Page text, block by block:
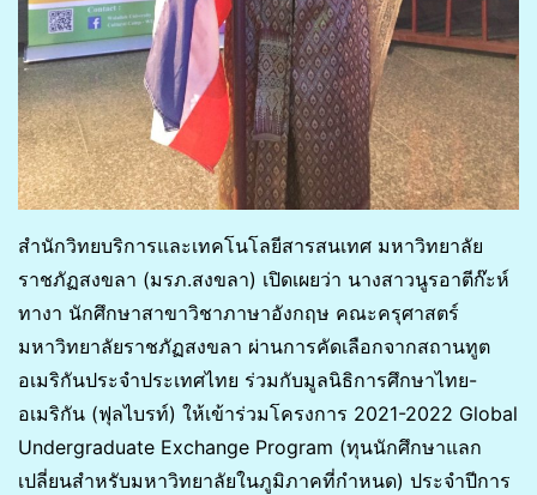
สำนักวิทยบริการและเทคโนโลยีสารสนเทศ มหาวิทยาลัย
ราชภัฏสงขลา (มรภ.สงขลา) เปิดเผยว่า นางสาวนูรอาตีก๊ะห์
ทางา นักศึกษาสาขาวิชาภาษาอังกฤษ คณะครุศาสตร์
มหาวิทยาลัยราชภัฏสงขลา ผ่านการคัดเลือกจากสถานทูต
อเมริกันประจำประเทศไทย ร่วมกับมูลนิธิการศึกษาไทย-
อเมริกัน (ฟุลไบรท์) ให้เข้าร่วมโครงการ 2021-2022 Global
Undergraduate Exchange Program (ทุนนักศึกษาแลก
เปลี่ยนสำหรับมหาวิทยาลัยในภูมิภาคที่กำหนด) ประจำปีการ